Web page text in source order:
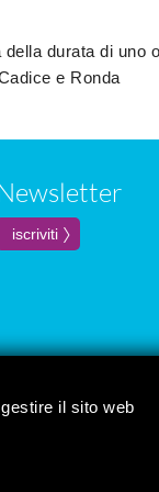
durata di uno
e Ronda
il sito web